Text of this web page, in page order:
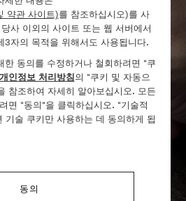
약관 사이트)를 참조하십시오)를 사
사 이외의 사이트 또는 웹 서버에서
3자의 목적을 위해서도 사용됩니다.
한 동의를 수정하거나 철회하려면 "쿠
개인정보 처리방침의 "쿠키 및 자동으
참조하여 자세히 알아보십시오. 모든
면 "동의"을 클릭하십시오. "기술적
기술 쿠키만 사용하는 데 동의하게 됩
동의